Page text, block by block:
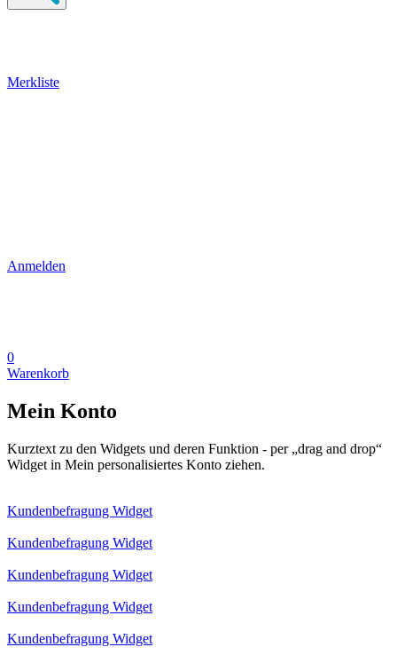
Merkliste
Anmelden
0
Warenkorb
Mein Konto
Kurztext zu den Widgets und deren Funktion - per „drag and drop“
Widget in Mein personalisiertes Konto ziehen.
Kundenbefragung Widget
Kundenbefragung Widget
Kundenbefragung Widget
Kundenbefragung Widget
Kundenbefragung Widget